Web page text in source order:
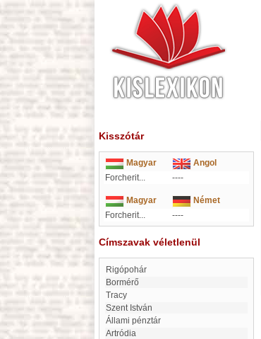
Kisszótár
Magyar
Angol
Forcherit...
----
Magyar
Német
Forcherit...
----
Címszavak véletlenül
Rigópohár
Bormérő
Tracy
Szent István
Állami pénztár
Artródia